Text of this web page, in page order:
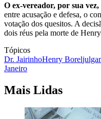
O ex-vereador, por sua vez,
entre acusação e defesa, o
votação dos quesitos. A
dois réus pela morte de
Tópicos
Dr. JairinhoHenry Borel
Janeiro
Mais Lidas